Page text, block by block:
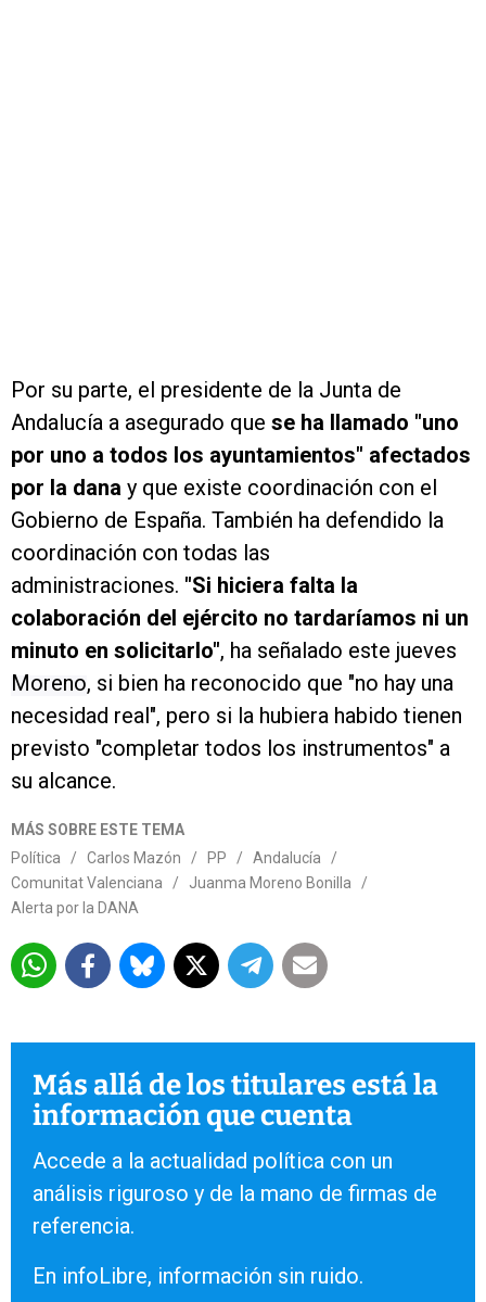
Por su parte, el presidente de la Junta de
Andalucía a asegurado que se ha llamado "uno
por uno a todos los ayuntamientos" afectados
por la dana y que existe coordinación con el
Gobierno de España. También ha defendido la
coordinación con todas las
administraciones. "Si hiciera falta la
colaboración del ejército no tardaríamos ni un
minuto en solicitarlo", ha señalado este jueves
Moreno, si bien ha reconocido que "no hay una
necesidad real", pero si la hubiera habido tienen
previsto "completar todos los instrumentos" a
su alcance.
MÁS SOBRE ESTE TEMA
Política
/ Carlos Mazón / PP / Andalucía
/
Comunitat Valenciana
/ Juanma Moreno Bonilla
/
Alerta por la DANA
Más allá de los titulares está la
información que cuenta
Accede a la actualidad política con un
análisis riguroso y de la mano de firmas de
referencia.
En infoLibre, información sin ruido.